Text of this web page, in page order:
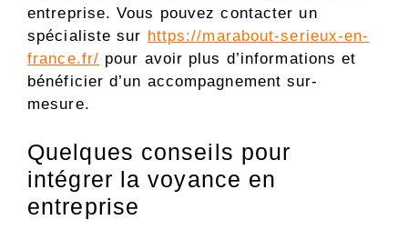
entreprise. Vous pouvez contacter un
spécialiste sur https://marabout-serieux-en-
france.fr/ pour avoir plus d’informations et
bénéficier d’un accompagnement sur-
mesure.
Quelques conseils pour
intégrer la voyance en
entreprise